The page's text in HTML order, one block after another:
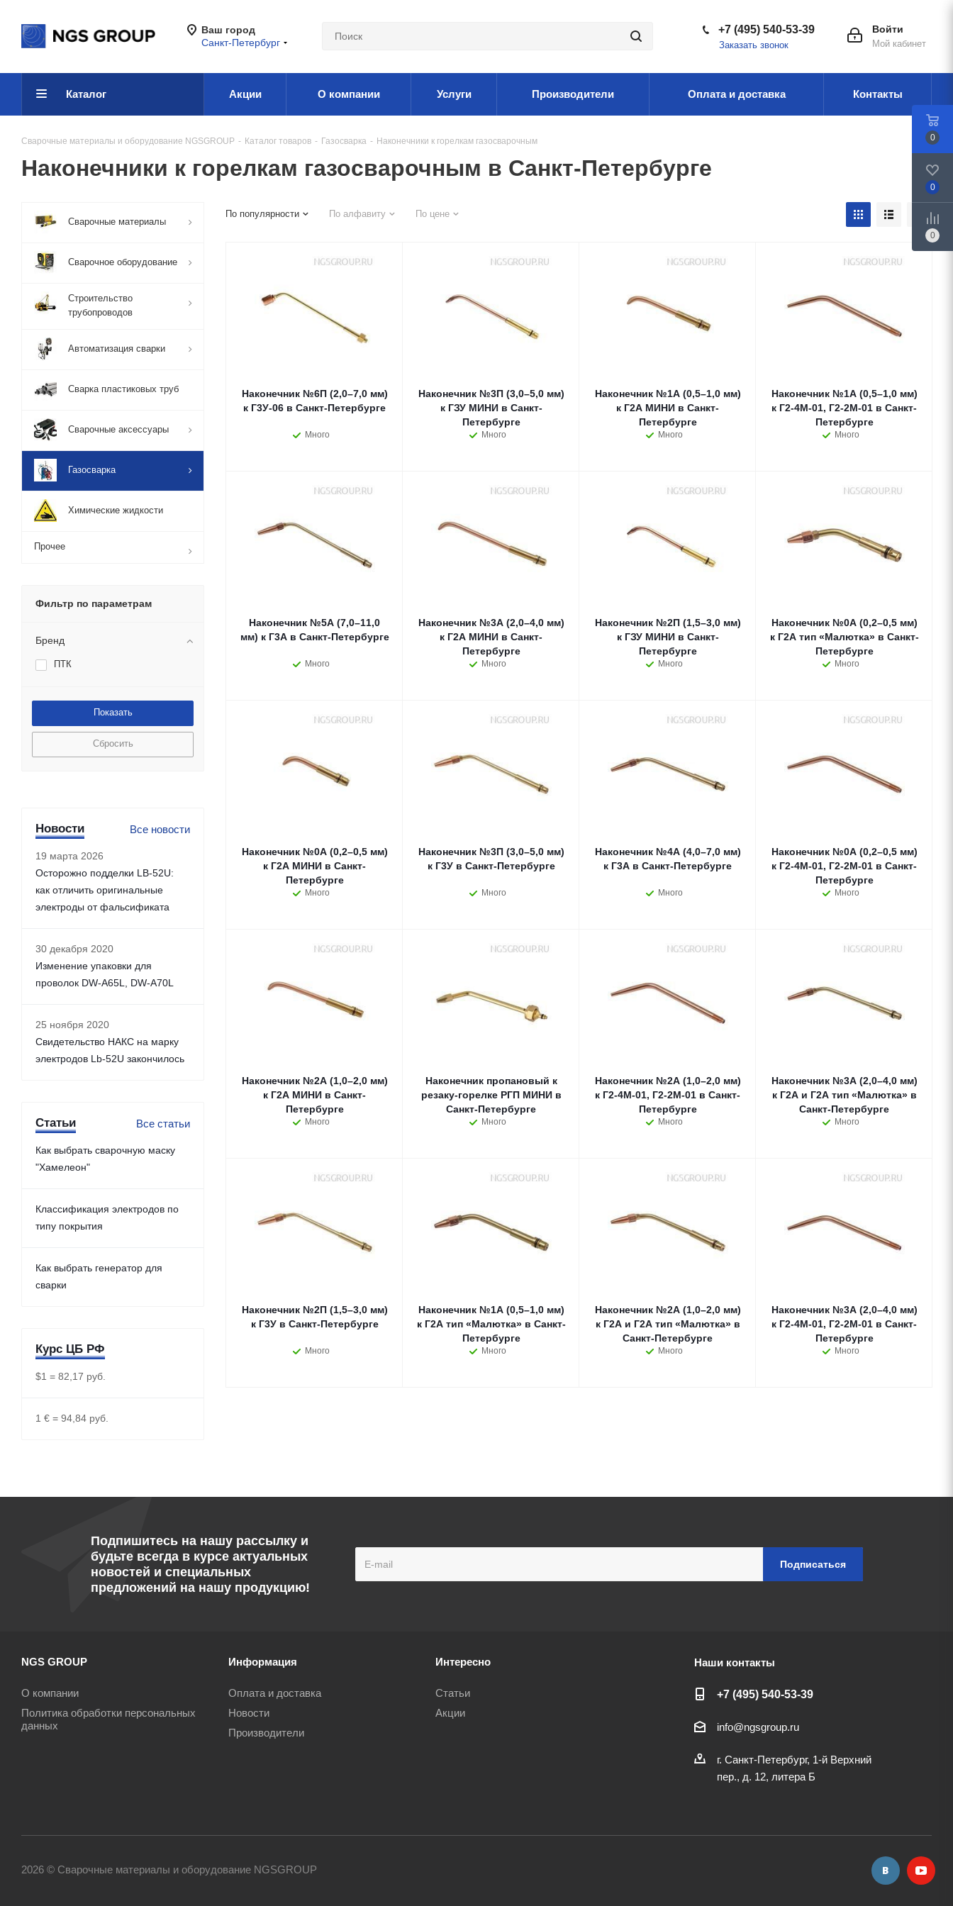
Ваш город
Санкт-Петербург
Войти
Мой кабинет
+7 (495) 540-53-39
Заказать звонок
Каталог Акции О компании Услуги Производители Оплата и доставка Контакты
Сварочные материалы и оборудование NGSGROUP - Каталог товаров - Газосварка - Наконечники к горелкам газосварочным
Наконечники к горелкам газосварочным в Санкт-Петербурге
По популярности По алфавиту По цене
Наконечник №6П (2,0–7,0 мм)
к Г3У-06 в Санкт-Петербурге
Много
Наконечник №3П (3,0–5,0 мм)
к ГЗУ МИНИ в Санкт-
Петербурге
Много
Наконечник №1А (0,5–1,0 мм)
к Г2А МИНИ в Санкт-
Петербурге
Много
Наконечник №1А (0,5–1,0 мм)
к Г2-4М-01, Г2-2М-01 в Санкт-
Петербурге
Много
Наконечник №5А (7,0–11,0
мм) к Г3А в Санкт-Петербурге
Много
Наконечник №3А (2,0–4,0 мм)
к Г2А МИНИ в Санкт-
Петербурге
Много
Наконечник №2П (1,5–3,0 мм)
к ГЗУ МИНИ в Санкт-
Петербурге
Много
Наконечник №0А (0,2–0,5 мм)
к Г2А тип «Малютка» в Санкт-
Петербурге
Много
Наконечник №0А (0,2–0,5 мм)
к Г2А МИНИ в Санкт-
Петербурге
Много
Наконечник №3П (3,0–5,0 мм)
к Г3У в Санкт-Петербурге
Много
Наконечник №4А (4,0–7,0 мм)
к Г3А в Санкт-Петербурге
Много
Наконечник №0А (0,2–0,5 мм)
к Г2-4М-01, Г2-2М-01 в Санкт-
Петербурге
Много
Наконечник №2А (1,0–2,0 мм)
к Г2А МИНИ в Санкт-
Петербурге
Много
Наконечник пропановый к
резаку-горелке РГП МИНИ в
Санкт-Петербурге
Много
Наконечник №2А (1,0–2,0 мм)
к Г2-4М-01, Г2-2М-01 в Санкт-
Петербурге
Много
Наконечник №3А (2,0–4,0 мм)
к Г2А и Г2А тип «Малютка» в
Санкт-Петербурге
Много
Наконечник №2П (1,5–3,0 мм)
к Г3У в Санкт-Петербурге
Много
Наконечник №1А (0,5–1,0 мм)
к Г2А тип «Малютка» в Санкт-
Петербурге
Много
Наконечник №2А (1,0–2,0 мм)
к Г2А и Г2А тип «Малютка» в
Санкт-Петербурге
Много
Наконечник №3А (2,0–4,0 мм)
к Г2-4М-01, Г2-2М-01 в Санкт-
Петербурге
Много
Сварочные материалы
Сварочное оборудование
Строительство
трубопроводов
Автоматизация сварки
Сварка пластиковых труб
Сварочные аксессуары
Газосварка
Химические жидкости
Прочее
Фильтр по параметрам
Бренд
ПТК
Сбросить
Новости Все новости
19 марта 2026
Осторожно подделки LB-52U:
как отличить оригинальные
электроды от фальсификата
30 декабря 2020
Изменение упаковки для
проволок DW-A65L, DW-A70L
25 ноября 2020
Свидетельство НАКС на марку
электродов Lb-52U закончилось
Статьи Все статьи
Как выбрать сварочную маску
"Хамелеон"
Классификация электродов по
типу покрытия
Как выбрать генератор для
сварки
Курс ЦБ РФ
$1 = 82,17 руб.
1 € = 94,84 руб.
Подпишитесь на нашу рассылку и
будьте всегда в курсе актуальных
новостей и специальных
предложений на нашу продукцию!
NGS GROUP
О компании
Политика обработки персональных
данных
Информация
Оплата и доставка
Новости
Производители
Интересно
Статьи
Акции
Наши контакты
+7 (495) 540-53-39
info@ngsgroup.ru
г. Санкт-Петербург, 1-й Верхний
пер., д. 12, литера Б
2026 © Сварочные материалы и оборудование NGSGROUP
0
0
0